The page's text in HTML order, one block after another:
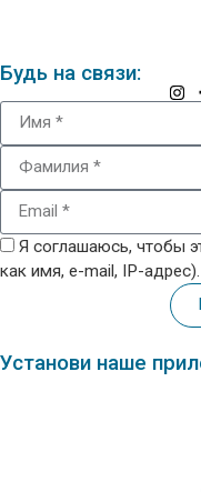
Будь на связи:
Я соглашаюсь, чтобы
как имя, e-mail, IP-
Установи наше